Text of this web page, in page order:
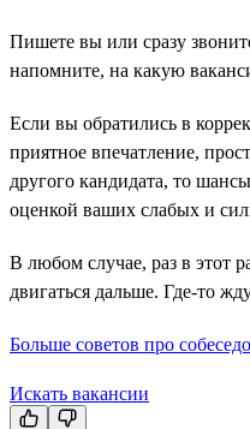
Пишете вы или сразу
напомните, на какую
Если вы обратились в
приятное впечатление,
другого кандидата, то
оценкой ваших слабых и
В любом случае, раз в этот
двигаться дальше. Где-то
Больше советов про
Искать вакансии